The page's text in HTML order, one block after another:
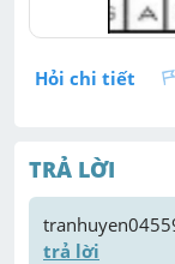
Hỏi chi tiết
TRẢ LỜI
trả lời